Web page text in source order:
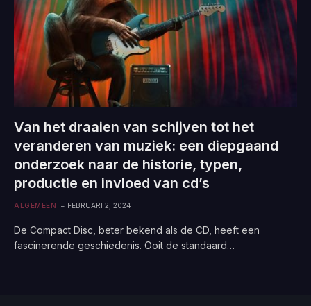
Van het draaien van schijven tot het
veranderen van muziek: een diepgaand
onderzoek naar de historie, typen,
productie en invloed van cd’s
ALGEMEEN FEBRUARI 2, 2024
De Compact Disc, beter bekend als de CD, heeft een
fascinerende geschiedenis. Ooit de standaard…